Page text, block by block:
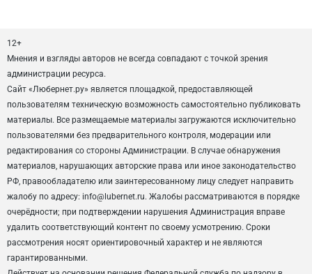
12+
Мнения и взгляды авторов не всегда совпадают с точкой зрения
администрации ресурса.
Сайт «Любернет.ру» является площадкой, предоставляющей
пользователям техническую возможность самостоятельно публиковать
материалы. Все размещаемые материалы загружаются исключительно
пользователями без предварительного контроля, модерации или
редактирования со стороны Администрации. В случае обнаружения
материалов, нарушающих авторские права или иное законодательство
РФ, правообладателю или заинтересованному лицу следует направить
жалобу по адресу: info@lubernet.ru. Жалобы рассматриваются в порядке
очерёдности; при подтверждении нарушения Администрация вправе
удалить соответствующий контент по своему усмотрению. Сроки
рассмотрения носят ориентировочный характер и не являются
гарантированными.